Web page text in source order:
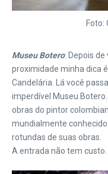
Foto:
Museu Botero: Depois
proximidade minha dica
Candelária. Lá você
imperdível Museu
obras do pintor
mundialmente
rotundas de suas obras.
A entrada não tem custo.